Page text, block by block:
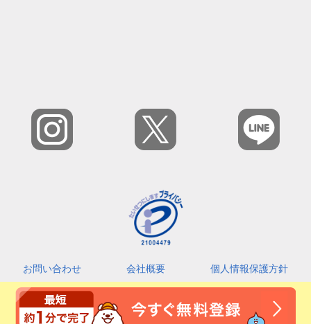
お問い合わせ 会社概要
個人情報保護方針
カスタマーハラスメントに対する基本指針
利用規約
2026 © Amefri